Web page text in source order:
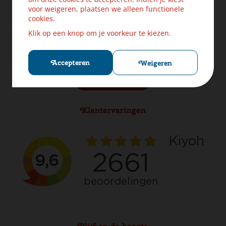
voor weigeren, plaatsen we alleen functionele
cookies.
Klik op een knop om je voorkeur te kiezen.
Accepteren Weigeren
Levering & Verzendinformatie
Ruilen & Retourneren
Klachten? Laat ons helpen!
Cookies
Klantervaringen